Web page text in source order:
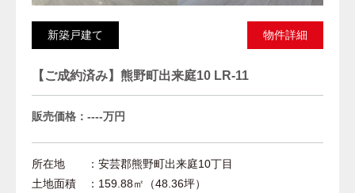
新築戸建て 物件詳細
【ご成約済み】熊野町出来庭10 LR-11
販売価格：----万円
所在地 ：安芸郡熊野町出来庭10丁目
土地面積 ：159.88㎡（48.36坪）